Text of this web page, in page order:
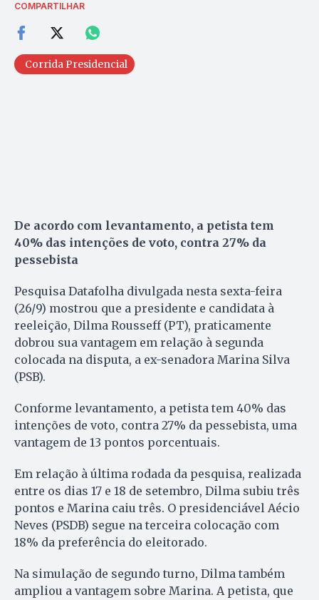
COMPARTILHAR
Corrida Presidencial
De acordo com levantamento, a petista tem
40% das intenções de voto, contra 27% da
pessebista
Pesquisa Datafolha divulgada nesta sexta-feira
(26/9) mostrou que a presidente e candidata à
reeleição, Dilma Rousseff (PT), praticamente
dobrou sua vantagem em relação à segunda
colocada na disputa, a ex-senadora Marina Silva
(PSB).
Conforme levantamento, a petista tem 40% das
intenções de voto, contra 27% da pessebista, uma
vantagem de 13 pontos porcentuais.
Em relação à última rodada da pesquisa, realizada
entre os dias 17 e 18 de setembro, Dilma subiu três
pontos e Marina caiu três. O presidenciável Aécio
Neves (PSDB) segue na terceira colocação com
18% da preferência do eleitorado.
Na simulação de segundo turno, Dilma também
ampliou a vantagem sobre Marina. A petista, que